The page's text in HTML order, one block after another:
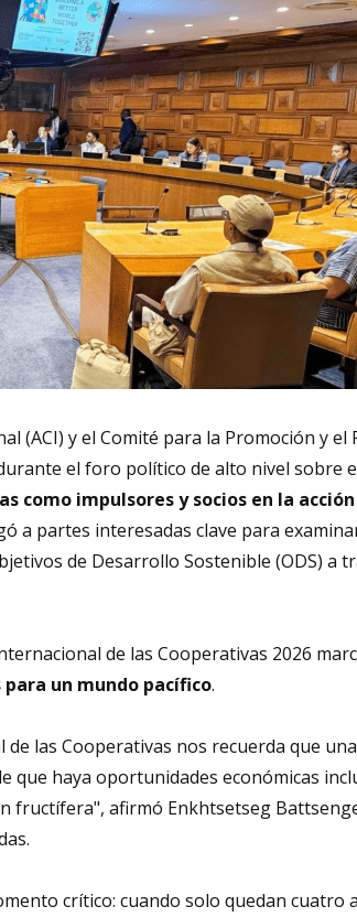
(ACI) y el Comité para la Promoción y el
el foro político de alto nivel sobre
como impulsores y socios en la
a partes interesadas clave para
de Desarrollo Sostenible (ODS) a
de las Cooperativas 2026
un mundo pacífico.
las Cooperativas nos recuerda que
que haya oportunidades económicas
fructífera", afirmó Enkhtsetseg
crítico: cuando solo quedan cuatro